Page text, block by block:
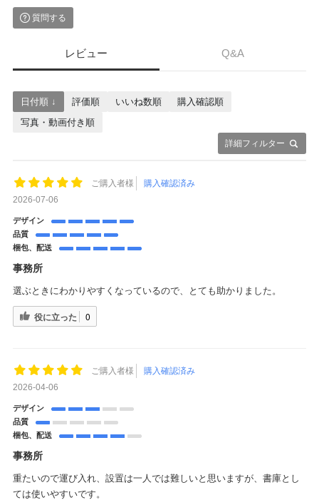
質問する
レビュー Q&A
詳細フィルター
日付順 ↓ 評価順 いいね数順
購入確認順
写真・動画付き順
ご購入者様
購入確認済み
2026-07-06
デザイン
品質
梱包、配送
事務所
選ぶときにわかりやすくなっているので、とても助かりました。
役に立った 0
ご購入者様
購入確認済み
2026-04-06
デザイン
品質
梱包、配送
事務所
重たいので運び入れ、設置は一人では難しいと思いますが、書庫とし
ては使いやすいです。